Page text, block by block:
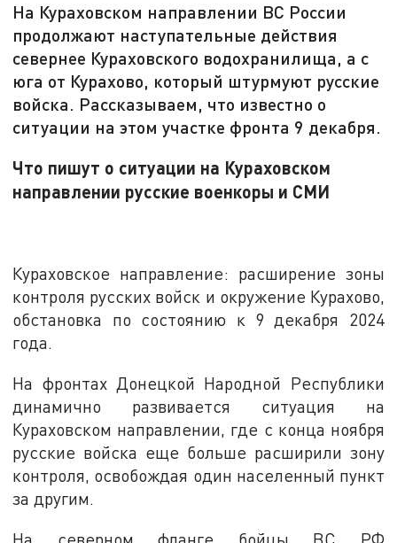
На Кураховском направлении ВС России
продолжают наступательные действия
севернее Кураховского водохранилища, а с
юга от Курахово, который штурмуют русские
войска. Рассказываем, что известно о
ситуации на этом участке фронта 9 декабря.
Что пишут о ситуации на Кураховском
направлении русские военкоры и СМИ
Кураховское направление: расширение зоны
контроля русских войск и окружение Курахово,
обстановка по состоянию к 9 декабря 2024
года.
На фронтах Донецкой Народной Республики
динамично развивается ситуация на
Кураховском направлении, где с конца ноября
русские войска еще больше расширили зону
контроля, освобождая один населенный пункт
за другим.
На северном фланге бойцы ВС РФ